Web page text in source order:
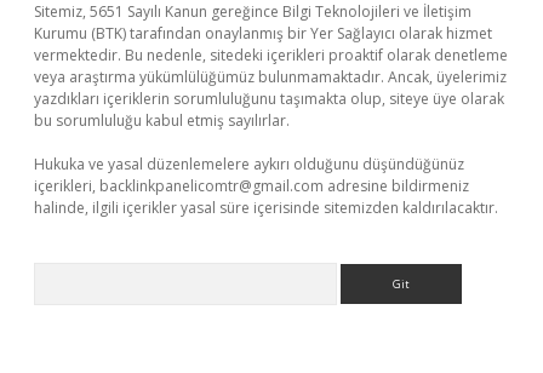
Sitemiz, 5651 Sayılı Kanun gereğince Bilgi Teknolojileri ve İletişim
Kurumu (BTK) tarafından onaylanmış bir Yer Sağlayıcı olarak hizmet
vermektedir. Bu nedenle, sitedeki içerikleri proaktif olarak denetleme
veya araştırma yükümlülüğümüz bulunmamaktadır. Ancak, üyelerimiz
yazdıkları içeriklerin sorumluluğunu taşımakta olup, siteye üye olarak
bu sorumluluğu kabul etmiş sayılırlar.
Hukuka ve yasal düzenlemelere aykırı olduğunu düşündüğünüz
içerikleri, backlinkpanelicomtr@gmail.com adresine bildirmeniz
halinde, ilgili içerikler yasal süre içerisinde sitemizden kaldırılacaktır.